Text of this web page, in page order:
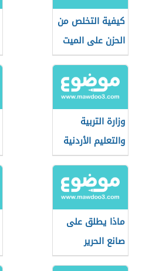
كيفية التخلص من
الحزن على الميت
وزارة التربية
والتعليم الأردنية
ماذا يطلق على
صانع الحرير